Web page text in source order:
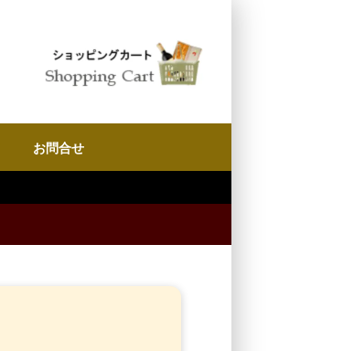
お問合せ